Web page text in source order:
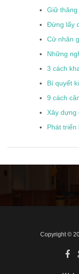
Giữ thăng
Đừng lấy
Cử nhân
Những
3 cách
Bí quyết
9 cách
Xây dựng
Phát triển
Copyright ©